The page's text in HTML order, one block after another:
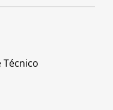
Técnico